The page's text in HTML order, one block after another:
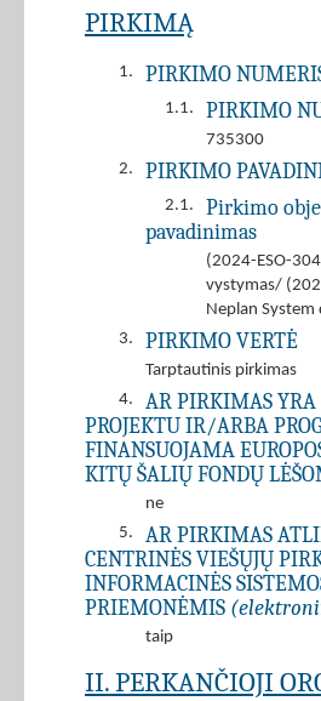
PIRKIMĄ
1. PIRKIMO
1.1. PIRKIMO
735300
2.
PIRKIMO
2.1.
Pirkimo
pavadinimas
(2024-ESO-
vystymas/
Neplan
3.
PIRKIMO VERTĖ
Tarptautinis pirkimas
4.
AR PIRKIMAS YRA
PROJEKTU IR/ARBA
FINANSUOJAMA
KITŲ ŠALIŲ FONDŲ
ne
5.
AR PIRKIMAS
CENTRINĖS VIEŠŲJŲ
INFORMACINĖS
PRIEMONĖMIS
taip
II. PERKANČIOJI